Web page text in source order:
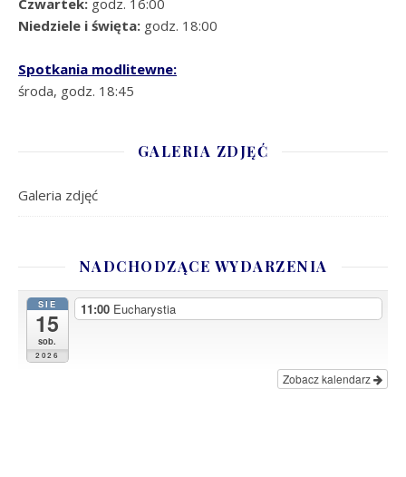
Czwartek: godz. 16:00
Niedziele i święta: godz. 18:00
Spotkania modlitewne:
środa, godz. 18:45
GALERIA ZDJĘĆ
Galeria zdjęć
NADCHODZĄCE WYDARZENIA
SIE
15
sob.
2026
11:00 Eucharystia
Zobacz kalendarz